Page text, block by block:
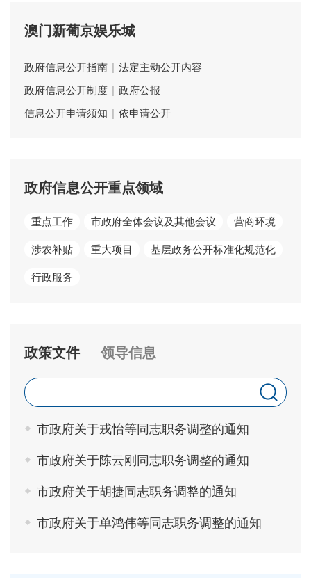
澳门新葡京娱乐城
政府信息公开指南 | 法定主动公开内容
政府信息公开制度 | 政府公报
信息公开申请须知 | 依申请公开
政府信息公开重点领域
重点工作 市政府全体会议及其他会议 营商环境
涉农补贴 重大项目 基层政务公开标准化规范化
行政服务
政策文件 领导信息
市政府关于戎怡等同志职务调整的通知
市政府关于陈云刚同志职务调整的通知
市政府关于胡捷同志职务调整的通知
市政府关于单鸿伟等同志职务调整的通知